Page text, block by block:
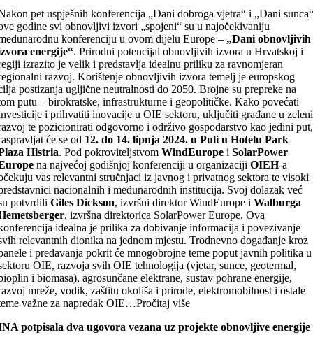
pet uspješnih konferencija „Dani dobroga vjetra“ i „Dani
godine svi obnovljivi izvori „spojeni“ su u najočekivaniju
konferenciju u ovom dijelu Europe – „Dani obnovljivih
energije“. Prirodni potencijal obnovljivih izvora u Hrvatskoj i
izrazito je velik i predstavlja idealnu priliku za ravnomjeran
razvoj. Korištenje obnovljivih izvora temelj je europskog
postizanja ugljične neutralnosti do 2050. Brojne su prepreke na
putu – birokratske, infrastrukturne i geopolitičke. Kako povećati
i prihvatiti inovacije u OIE sektoru, uključiti građane u zeleni
te pozicionirati odgovorno i održivo gospodarstvo kao jedini put,
će se od 12. do 14. lipnja 2024. u Puli u Hotelu Park
Histria. Pod pokroviteljstvomWindEurope iSolarPower
na najvećoj godišnjoj konferenciji u organizacijiOIEH-a
vas relevantni stručnjaci iz javnog i privatnog sektora te visoki
nacionalnih i međunarodnih institucija. Svoj dolazak već
potvrdiliGiles Dickson, izvršni direktor WindEurope iWalburga
, izvršna direktorica SolarPower Europe. Ova
idealna je prilika za dobivanje informacija i povezivanje
relevantnih dionika na jednom mjestu. Trodnevno događanje kroz
i predavanja pokrit će mnogobrojne teme poput javnih politika u
OIE, razvoja svih OIE tehnologija (vjetar, sunce, geotermal,
i biomasa), agrosunčane elektrane, sustav pohrane energije,
mreže, vodik, zaštitu okoliša i prirode, elektromobilnost i ostale
važne za napredak OIE…Pročitaj više
potpisala dva ugovora vezana uz projekte obnovljive energije